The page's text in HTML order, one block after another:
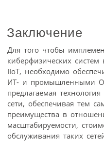
Заключение
Для того чтобы
киберфизических
IIoT, необходимо
ИТ- и промышленными
предлагаемая
сети, обеспечивая тем
преимущества в
масштабируемости,
обслуживания таких